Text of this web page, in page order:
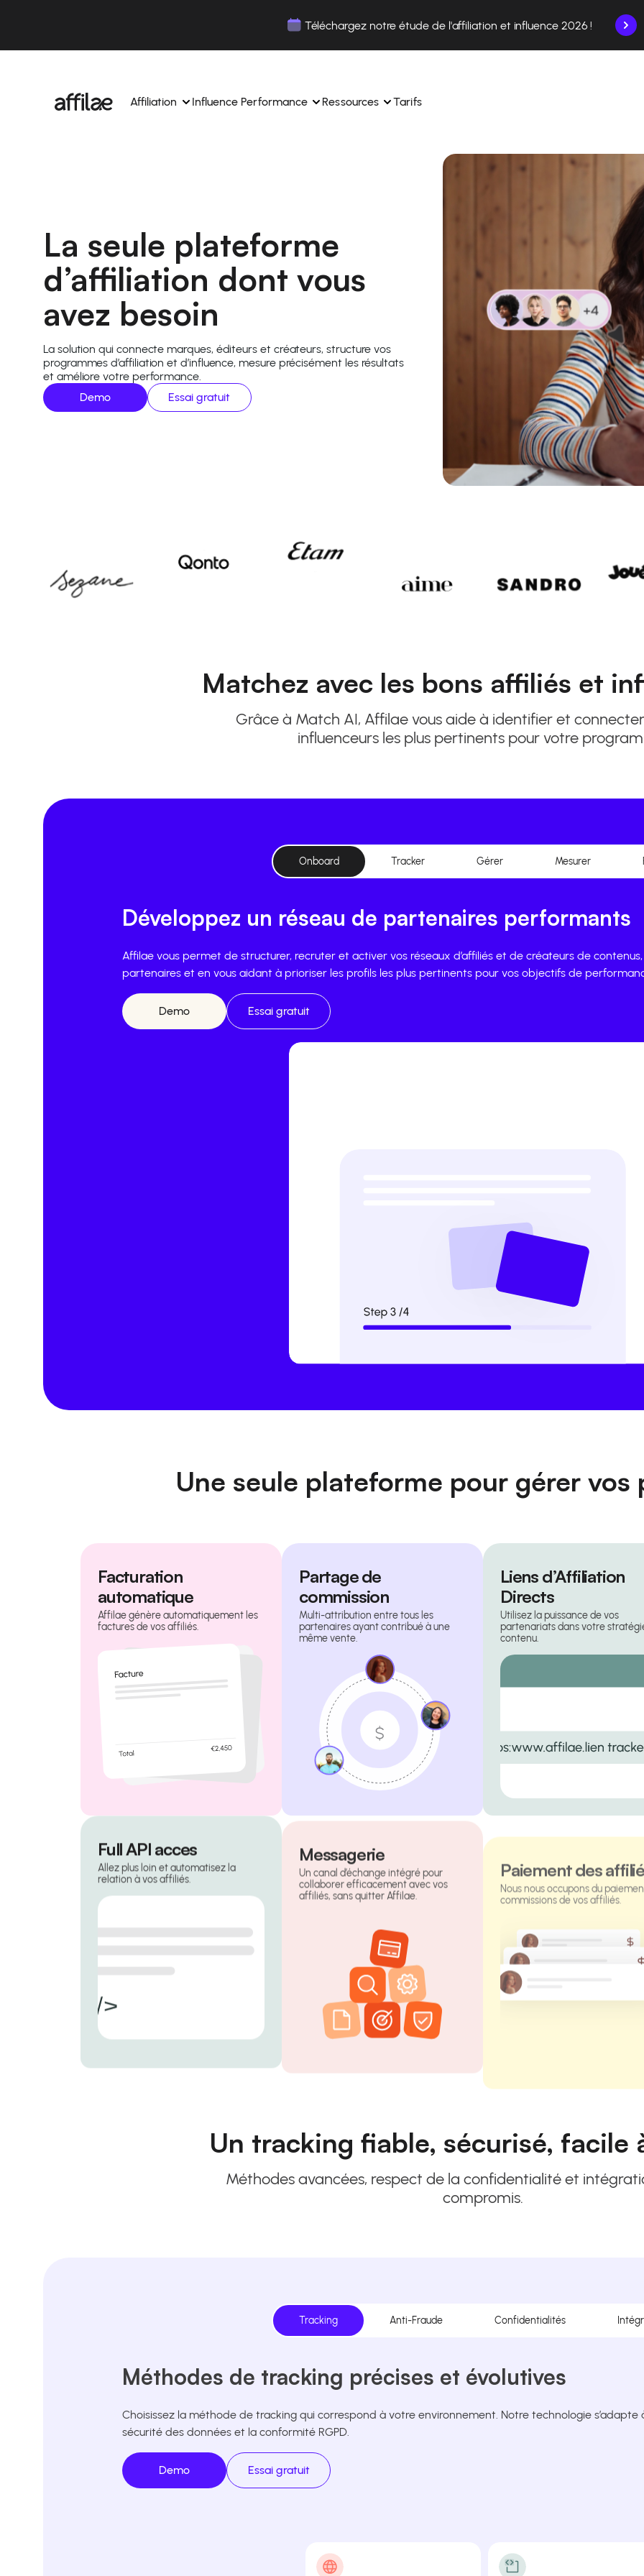
Téléchargez notre étude de l'affiliation et influence 2026 !
Affiliation
Matching de partenaires par IA
Suivez et gérez les paiements de vos affiliés en toute
simplicité.
Influence Performance
Suivez vos revenus et vos collaborations depuis l’app
simplicité.
Ressources
Suivez nos conseils, actus et tendances du secteur.
Tarifs
La seule plateforme
d’affiliation dont vous
avez besoin
La solution qui connecte marques, éditeurs et créateurs, structure vos
programmes d’affiliation et d’influence, mesure précisément les résultats
et améliore votre performance.
Demo
Essai gratuit
Matchez avec les bons affiliés et
Grâce à Match AI, Affilae vous aide à identifier et
influenceurs les plus pertinents pour votre
Onboard Tracker Gérer Mesurer
Développez un réseau de partenaires performants
Affilae vous permet de structurer, recruter et activer vos réseaux d’affiliés et de créateurs de
partenaires et en vous aidant à prioriser les profils les plus pertinents pour vos objectifs de
Demo Essai gratuit
Une seule plateforme pour gérer
Facturation
automatique
Affilae génère automatiquement les
factures de vos affiliés.
Partage de
commission
Multi-attribution entre tous les
partenaires ayant contribué à une
même vente.
Liens d’Affiliation
Directs
Utilisez la puissance de vos
partenariats dans votre
contenu.
Full API acces
Allez plus loin et automatisez la
relation à vos affiliés.
Messagerie
Un canal d’échange intégré pour
collaborer efficacement avec vos
affiliés, sans quitter Affilae.
Nous nous occupons du
commissions de vos affiliés.
Un tracking fiable, sécurisé, facile
Méthodes avancées, respect de la confidentialité et
compromis.
Tracking Anti-Fraude Confidentialités
Méthodes de tracking précises et évolutives
Choisissez la méthode de tracking qui correspond à votre environnement. Notre technologie s’adapte
sécurité des données et la conformité RGPD.
Demo Essai gratuit